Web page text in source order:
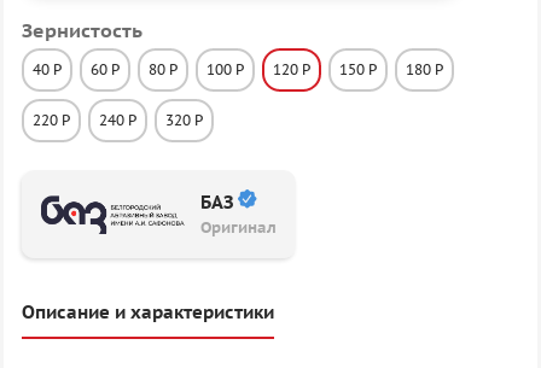
Зернистость
40 P 60 P 80 P 100 P 120 P 150 P 180 P
220 P 240 P 320 P
БАЗ
Оригинал
Описание и характеристики